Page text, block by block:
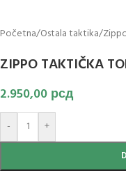
Početna/Ostala taktika/
ZIPPO TAKTIČKA
2.950,00 рсд
- +